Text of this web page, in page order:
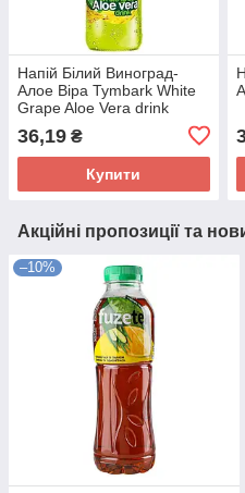
Напій Білий Виноград-
Алое Віра Tymbark White
Grape Aloe Vera drink
36,19 ₴
Купити
Акційні пропозиції та
–10%